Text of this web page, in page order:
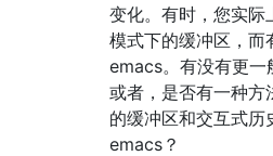
变化。有时，您实际
模式下的缓冲区，而
emacs。有没有更一
或者，是否有一种方
的缓冲区和交互式历
emacs？